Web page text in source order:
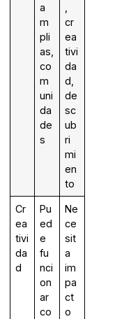
a
m
pli
as,
co
m
uni
da
de
s
cr
ea
tivi
da
d,
de
sc
ub
ri
mi
en
to
Cr
ea
tivi
da
d
Pu
ed
e
fu
nci
on
ar
co
Ne
ce
sit
a
im
pa
ct
o